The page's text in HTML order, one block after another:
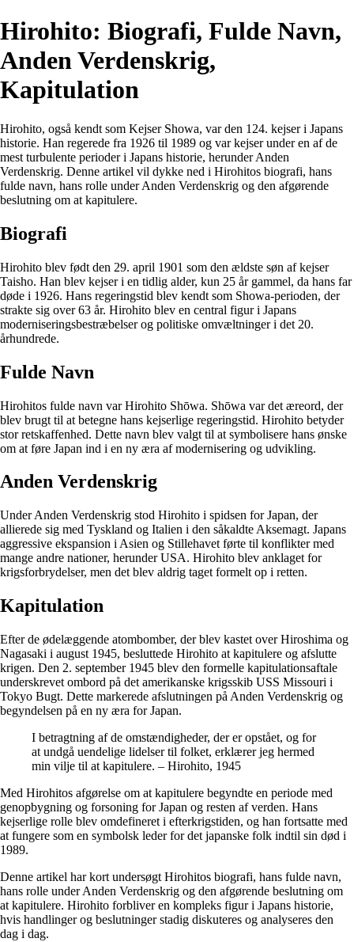
Hirohito: Biografi, Fulde Navn,
Anden Verdenskrig,
Kapitulation
Hirohito, også kendt som Kejser Showa, var den 124. kejser i Japans
historie. Han regerede fra 1926 til 1989 og var kejser under en af de
mest turbulente perioder i Japans historie, herunder Anden
Verdenskrig. Denne artikel vil dykke ned i Hirohitos biografi, hans
fulde navn, hans rolle under Anden Verdenskrig og den afgørende
beslutning om at kapitulere.
Biografi
Hirohito blev født den 29. april 1901 som den ældste søn af kejser
Taisho. Han blev kejser i en tidlig alder, kun 25 år gammel, da hans far
døde i 1926. Hans regeringstid blev kendt som Showa-perioden, der
strakte sig over 63 år. Hirohito blev en central figur i Japans
moderniseringsbestræbelser og politiske omvæltninger i det 20.
århundrede.
Fulde Navn
Hirohitos fulde navn var Hirohito Shōwa. Shōwa var det æreord, der
blev brugt til at betegne hans kejserlige regeringstid. Hirohito betyder
stor retskaffenhed. Dette navn blev valgt til at symbolisere hans ønske
om at føre Japan ind i en ny æra af modernisering og udvikling.
Anden Verdenskrig
Under Anden Verdenskrig stod Hirohito i spidsen for Japan, der
allierede sig med Tyskland og Italien i den såkaldte Aksemagt. Japans
aggressive ekspansion i Asien og Stillehavet førte til konflikter med
mange andre nationer, herunder USA. Hirohito blev anklaget for
krigsforbrydelser, men det blev aldrig taget formelt op i retten.
Kapitulation
Efter de ødelæggende atombomber, der blev kastet over Hiroshima og
Nagasaki i august 1945, besluttede Hirohito at kapitulere og afslutte
krigen. Den 2. september 1945 blev den formelle kapitulationsaftale
underskrevet ombord på det amerikanske krigsskib USS Missouri i
Tokyo Bugt. Dette markerede afslutningen på Anden Verdenskrig og
begyndelsen på en ny æra for Japan.
I betragtning af de omstændigheder, der er opstået, og for
at undgå uendelige lidelser til folket, erklærer jeg hermed
min vilje til at kapitulere. – Hirohito, 1945
Med Hirohitos afgørelse om at kapitulere begyndte en periode med
genopbygning og forsoning for Japan og resten af verden. Hans
kejserlige rolle blev omdefineret i efterkrigstiden, og han fortsatte med
at fungere som en symbolsk leder for det japanske folk indtil sin død i
1989.
Denne artikel har kort undersøgt Hirohitos biografi, hans fulde navn,
hans rolle under Anden Verdenskrig og den afgørende beslutning om
at kapitulere. Hirohito forbliver en kompleks figur i Japans historie,
hvis handlinger og beslutninger stadig diskuteres og analyseres den
dag i dag.